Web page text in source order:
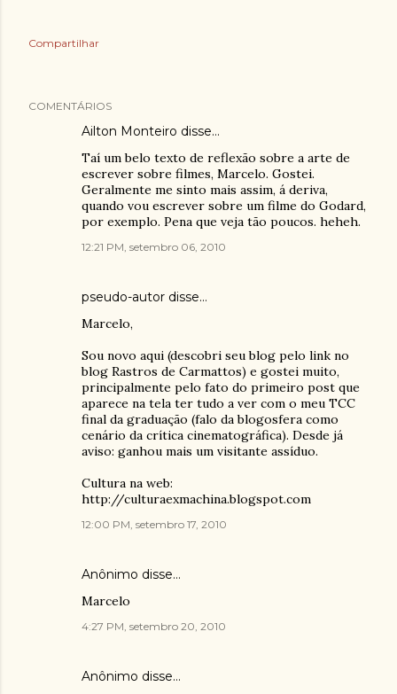
Compartilhar
COMENTÁRIOS
Ailton Monteiro disse…
Taí um belo texto de reflexão sobre a arte de
escrever sobre filmes, Marcelo. Gostei.
Geralmente me sinto mais assim, á deriva,
quando vou escrever sobre um filme do Godard,
por exemplo. Pena que veja tão poucos. heheh.
12:21 PM, setembro 06, 2010
pseudo-autor disse…
Marcelo,
Sou novo aqui (descobri seu blog pelo link no
blog Rastros de Carmattos) e gostei muito,
principalmente pelo fato do primeiro post que
aparece na tela ter tudo a ver com o meu TCC
final da graduação (falo da blogosfera como
cenário da crítica cinematográfica). Desde já
aviso: ganhou mais um visitante assíduo.
Cultura na web:
http://culturaexmachina.blogspot.com
12:00 PM, setembro 17, 2010
Anônimo disse…
Marcelo
4:27 PM, setembro 20, 2010
Anônimo disse…